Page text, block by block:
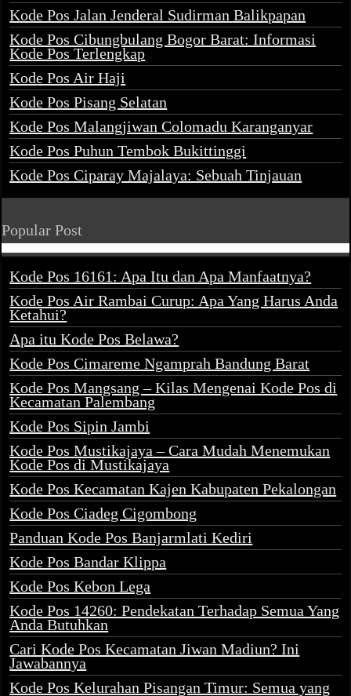
Kode Pos Jalan Jenderal Sudirman Balikpapan
Kode Pos Cibungbulang Bogor Barat: Informasi
Kode Pos Terlengkap
Kode Pos Air Haji
Kode Pos Pisang Selatan
Kode Pos Malangjiwan Colomadu Karanganyar
Kode Pos Puhun Tembok Bukittinggi
Kode Pos Ciparay Majalaya: Sebuah Tinjauan
Popular Post
Kode Pos 16161: Apa Itu dan Apa Manfaatnya?
Kode Pos Air Rambai Curup: Apa Yang Harus Anda
Ketahui?
Apa itu Kode Pos Belawa?
Kode Pos Cimareme Ngamprah Bandung Barat
Kode Pos Mangsang – Kilas Mengenai Kode Pos di
Kecamatan Palembang
Kode Pos Sipin Jambi
Kode Pos Mustikajaya – Cara Mudah Menemukan
Kode Pos di Mustikajaya
Kode Pos Kecamatan Kajen Kabupaten Pekalongan
Kode Pos Ciadeg Cigombong
Panduan Kode Pos Banjarmlati Kediri
Kode Pos Bandar Klippa
Kode Pos Kebon Lega
Kode Pos 14260: Pendekatan Terhadap Semua Yang
Anda Butuhkan
Cari Kode Pos Kecamatan Jiwan Madiun? Ini
Jawabannya
Kode Pos Kelurahan Pisangan Timur: Semua yang